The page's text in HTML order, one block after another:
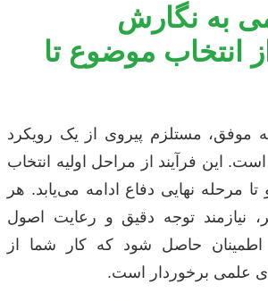
به نگارش
انتخاب موضوع تا
موفق، مستلزم پیروی از یک رویکرد
این فرآیند از مراحل اولیه انتخاب
مرحله نهایی دفاع ادامه می‌یابد. هر
نیازمند توجه دقیق و رعایت اصول
حاصل شود که کار شما از
علمی برخوردار است.